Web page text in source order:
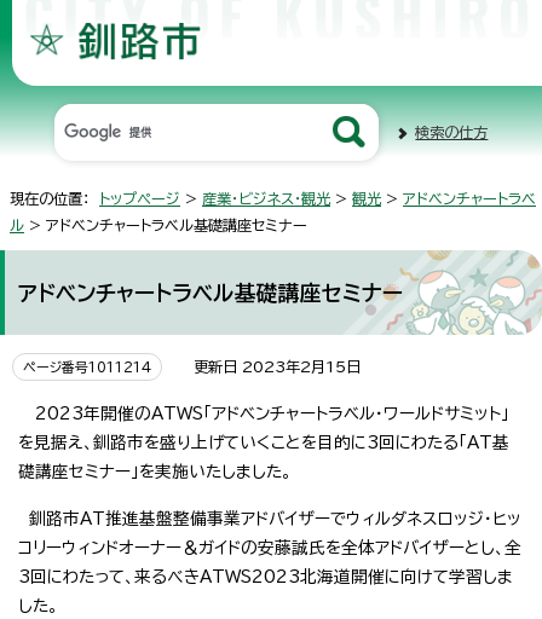
検索の仕方
現在の位置： トップページ > 産業・ビジネス・観光 > 観光 > アドベンチャートラベ
ル > アドベンチャートラベル基礎講座セミナー
アドベンチャートラベル基礎講座セミナー
ページ番号1011214 更新日 2023年2月15日
2023年開催のATWS「アドベンチャートラベル・ワールドサミット」
を見据え、釧路市を盛り上げていくことを目的に3回にわたる「AT基
礎講座セミナー」を実施いたしました。
釧路市AT推進基盤整備事業アドバイザーでウィルダネスロッジ・ヒッ
コリーウィンドオーナー＆ガイドの安藤誠氏を全体アドバイザーとし、全
3回にわたって、来るべきATWS2023北海道開催に向けて学習しま
した。